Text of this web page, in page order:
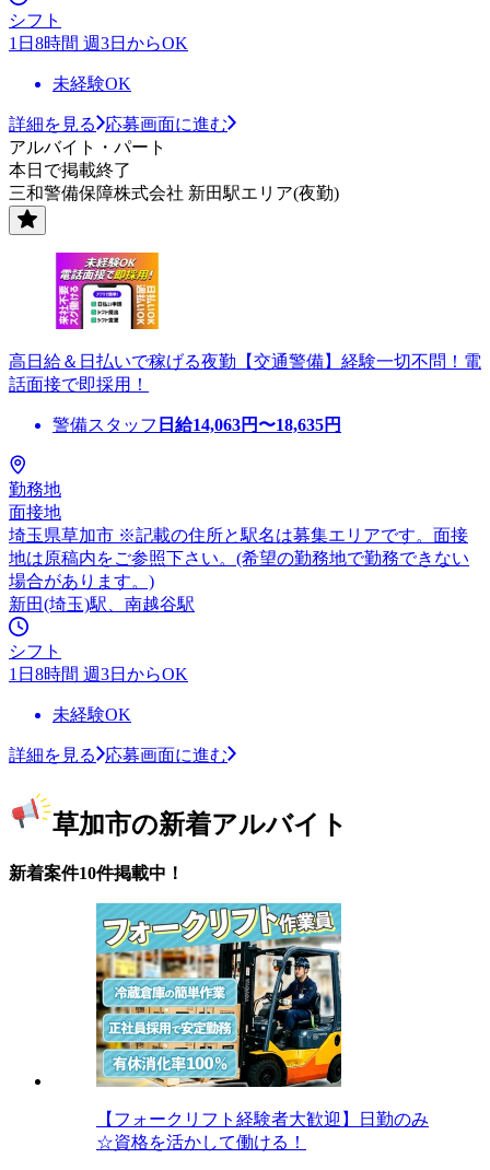
シフト
1日8時間 週3日からOK
未経験OK
詳細を見る
応募画面に進む
アルバイト・パート
本日で掲載終了
三和警備保障株式会社 新田駅エリア(夜勤)
高日給＆日払いで稼げる夜勤【交通警備】経験一切不問！電
話面接で即採用！
警備スタッフ 日給14,063円〜18,635円
勤務地
面接地
埼玉県草加市 ※記載の住所と駅名は募集エリアです。面接
地は原稿内をご参照下さい。(希望の勤務地で勤務できない
場合があります。)
新田(埼玉)駅、南越谷駅
シフト
1日8時間 週3日からOK
未経験OK
詳細を見る 応募画面に進む
草加市の新着アルバイト
新着案件10件掲載中！
【フォークリフト経験者大歓迎】日勤のみ
☆資格を活かして働ける！